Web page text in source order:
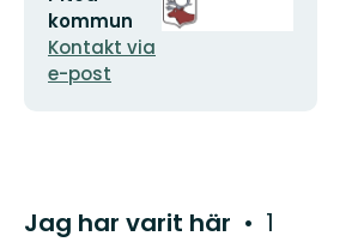
postadress
kommun
Kontakt via
e-post
logotyp
Jag har varit här 1